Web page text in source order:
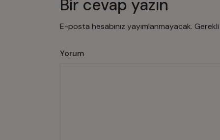
Bir cevap yazın
E-posta hesabınız yayımlanmayacak. Gerekli
Yorum